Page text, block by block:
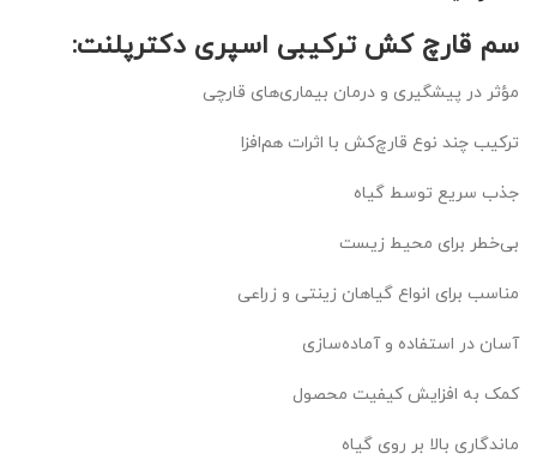
سم قارچ کش ترکیبی اسپری دکترپلنت:
مؤثر در پیشگیری و درمان بیماری‌های قارچی
ترکیب چند نوع قارچ‌کش با اثرات هم‌افزا
جذب سریع توسط گیاه
بی‌خطر برای محیط زیست
مناسب برای انواع گیاهان زینتی و زراعی
آسان در استفاده و آماده‌سازی
کمک به افزایش کیفیت محصول
ماندگاری بالا بر روی گیاه